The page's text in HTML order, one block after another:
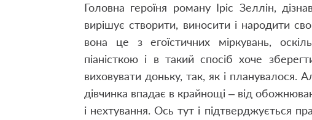
Головна героїня роману Іріс Зеллін,
вирішує створити, виносити і народити
вона це з егоїстичних міркувань,
піаністкою і в такий спосіб хоче
виховувати доньку, так, як і планувалося.
дівчинка впадає в крайнощі – від
і нехтування. Ось тут і підтверджується